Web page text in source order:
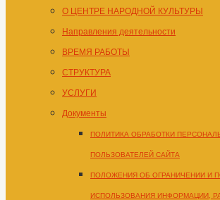
О ЦЕНТРЕ НАРОДНОЙ КУЛЬТУРЫ
Направления деятельности
ВРЕМЯ РАБОТЫ
СТРУКТУРА
УСЛУГИ
Документы
ПОЛИТИКА ОБРАБОТКИ
ПОЛЬЗОВАТЕЛЕЙ САЙТА
ПОЛОЖЕНИЯ ОБ ОГРАНИЧЕНИИ И
ИСПОЛЬЗОВАНИЯ ИНФОРМАЦИИ,